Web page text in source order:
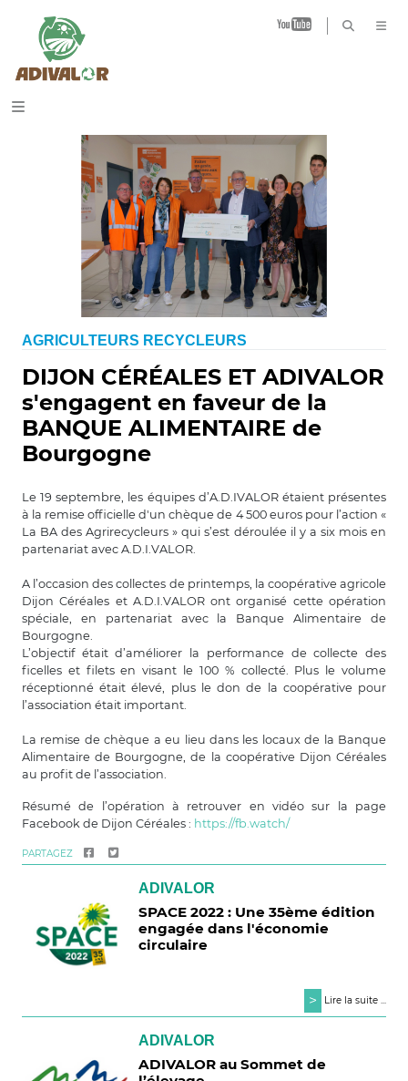
B
AGRICULTEURS RECYCLEURS
DIJON CÉRÉALES ET ADIVALOR
s'engagent en faveur de la
BANQUE ALIMENTAIRE de
Bourgogne
Le 19 septembre, les équipes d’A.D.IVALOR étaient présentes
à la remise officielle d'un chèque de 4 500 euros pour l’action «
La BA des Agrirecycleurs » qui s’est déroulée il y a six mois en
partenariat avec A.D.I.VALOR.
A l’occasion des collectes de printemps, la coopérative agricole
Dijon Céréales et A.D.I.VALOR ont organisé cette opération
spéciale, en partenariat avec la Banque Alimentaire de
Bourgogne.
L’objectif était d’améliorer la performance de collecte des
ficelles et filets en visant le 100 % collecté. Plus le volume
réceptionné était élevé, plus le don de la coopérative pour
l’association était important.
La remise de chèque a eu lieu dans les locaux de la Banque
Alimentaire de Bourgogne, de la coopérative Dijon Céréales
au profit de l’association.
Résumé de l’opération à retrouver en vidéo sur la page
Facebook de Dijon Céréales : https://fb.watch/
PARTAGEZ
ADIVALOR
SPACE 2022 : Une 35ème édition
engagée dans l'économie
circulaire
> Lire la suite ...
ADIVALOR
ADIVALOR au Sommet de